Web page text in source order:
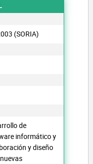
(SORIA)
de
informático y
y diseño